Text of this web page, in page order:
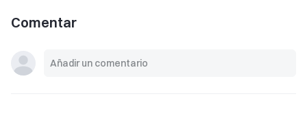
Comentar